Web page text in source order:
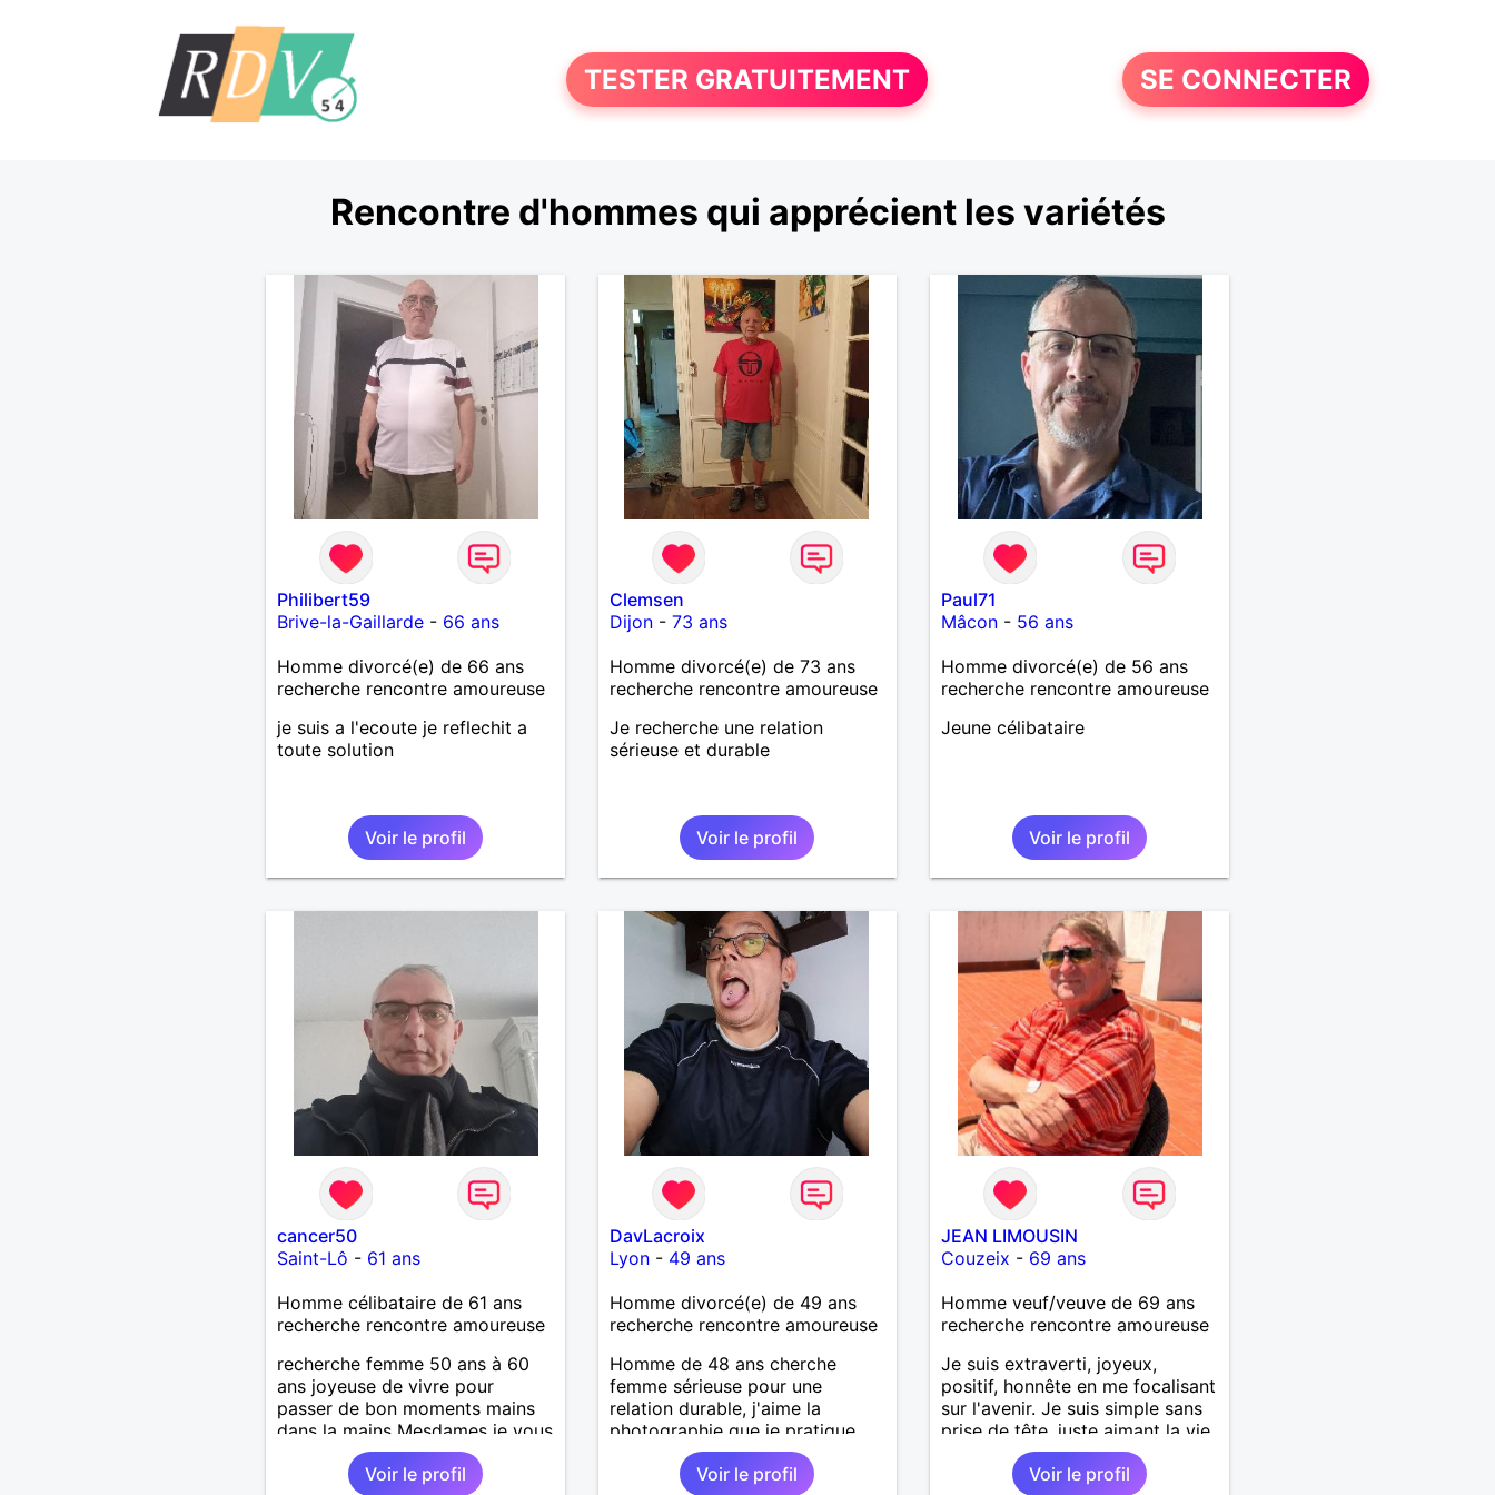
TESTER GRATUITEMENT SE CONNECTER
Rencontre d'hommes qui apprécient les variétés
Philibert59
Brive-la-Gaillarde- 66 ans
Homme divorcé(e) de 66 ans
recherche rencontre amoureuse
je suis a l'ecoute je reflechit a
toute solution
Voir le profil
Clemsen
Dijon- 73 ans
Homme divorcé(e) de 73 ans
recherche rencontre amoureuse
Je recherche une relation
sérieuse et durable
Voir le profil
Paul71
Mâcon - 56 ans
Homme divorcé(e) de 56 ans
recherche rencontre amoureuse
Jeune célibataire
Voir le profil
cancer50
Saint-Lô - 61 ans
Homme célibataire de 61 ans
recherche rencontre amoureuse
recherche femme 50 ans à 60
ans joyeuse de vivre pour
passer de bon moments mains
dans la mains Mesdames je vous
attend de vous lire .
Voir le profil
DavLacroix
Lyon- 49 ans
Homme divorcé(e) de 49 ans
recherche rencontre amoureuse
Homme de 48 ans cherche
femme sérieuse pour une
relation durable, j'aime la
photographie que je pratique,
mais l'art en général, j'aime
bricoler, marcher, resto, ciné,
Voir le profil
JEAN LIMOUSIN
Couzeix - 69 ans
Homme veuf/veuve de 69 ans
recherche rencontre amoureuse
Je suis extraverti, joyeux,
positif, honnête en me focalisant
sur l'avenir. Je suis simple sans
prise de tête, juste aimant la vie.
Toujours en pensées positives,
heureux de vivre. Malgré mon
Voir le profil